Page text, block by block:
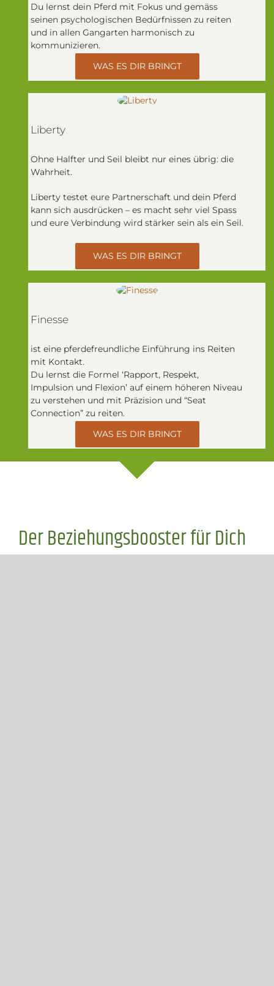
Du lernst dein Pferd mit Fokus und gemäss
seinen psychologischen Bedürfnissen zu reiten
und in allen Gangarten harmonisch zu
kommunizieren.
WAS ES DIR BRINGT
Liberty
Ohne Halfter und Seil bleibt nur eines übrig: die
Wahrheit.
Liberty testet eure Partnerschaft und dein Pferd
kann sich ausdrücken – es macht sehr viel Spass
und eure Verbindung wird stärker sein als ein Seil.
WAS ES DIR BRINGT
Finesse
ist eine pferdefreundliche Einführung ins Reiten
mit Kontakt.
Du lernst die Formel ‘Rapport, Respekt,
Impulsion und Flexion’ auf einem höheren Niveau
zu verstehen und mit Präzision und “Seat
Connection” zu reiten.
WAS ES DIR BRINGT
Der Beziehungsbooster für Dich